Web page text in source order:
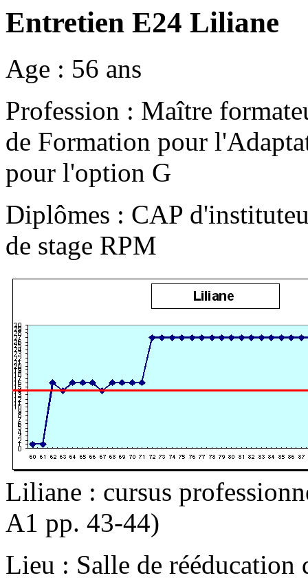
Entretien E24 Liliane
Age : 56 ans
Profession : Maître
de Formation pour
pour l'option G
Diplômes : CAP
de stage RPM
Liliane : cursus
A1 pp. 43-44)
Lieu : Salle de rééducation